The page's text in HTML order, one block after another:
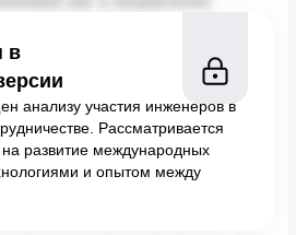
в
анализу участия инженеров в
Рассматривается
развитие международных
и опытом между